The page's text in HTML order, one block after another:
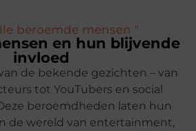
beroemde mensen "
en hun blijvende
invloed
de bekende gezichten – van
tot YouTubers en social
beroemdheden laten hun
de wereld van entertainment,